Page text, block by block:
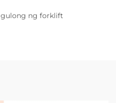
ng forklift